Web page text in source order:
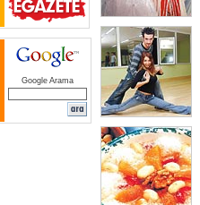
Google Arama